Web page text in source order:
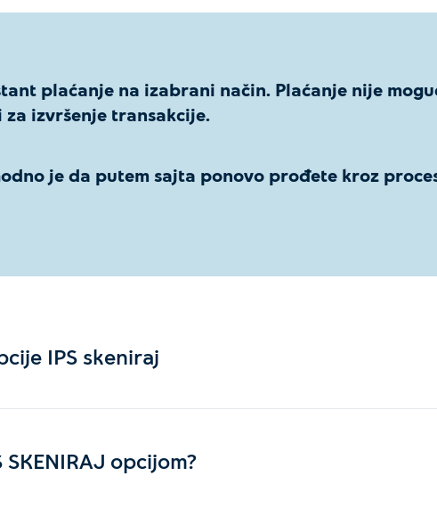
plaćanje na izabrani način. Plaćanje nije
izvršenje transakcije.
je da putem sajta ponovo prođete kroz
IPS skeniraj
opcijom?